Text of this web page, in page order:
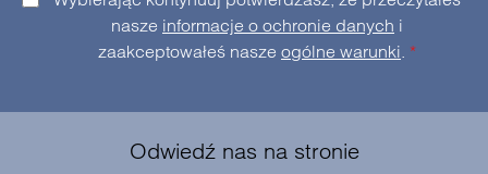
nasze informacje o ochronie danych i
zaakceptowałeś nasze ogólne warunki. *
Odwiedź nas na stronie